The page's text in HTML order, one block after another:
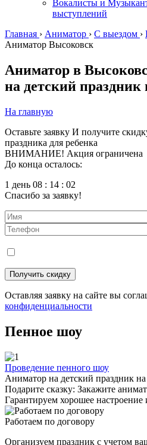
Вокалисты и
выступлений
Главная › Аниматор › С выездом ›
Аниматор Высоковск
Аниматор в
на детский
На главную
Оставьте заявку И получите
праздника для ребенка
ВНИМАНИЕ! Акция ограничена
До конца осталось:
1 день 08 : 14 : 00
Спасибо за заявку!
Оставляя заявку на сайте вы
конфиденциальности
Пенное шоу
Проведение пенного шоу
Аниматор на детский праздник
Подарите сказку: Закажите
Гарантируем хорошее
Работаем по договору
Организуем праздник с учетом